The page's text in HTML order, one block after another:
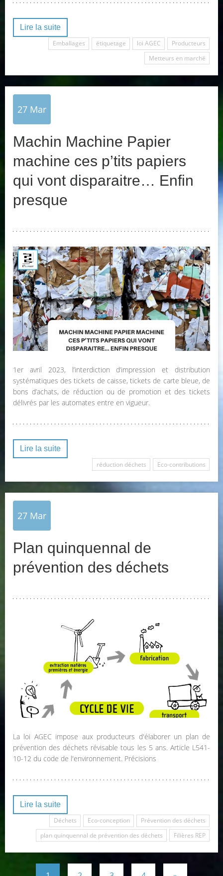
Lire la suite
Emballages
étiquetage loi AGEC
Producteurs
Metteurs en marché
27 Mar
Machin Machine Papier
machine ces p’tits papiers
qui vont disparaitre… Enfin
presque
1er avril 2023, l’interdiction d’impression et distribution
systématiques des tickets de caisse, tickets de carte bleue, de
bons d’achats, de réduction ou de promotion et des tickets
délivrés par les automates entre en vigueur.
Lire la suite
réduction déchets
Eco-contributions
27 Mar
Plan quinquennal de
prévention des déchets
La loi AGEC impose aux producteurs d'élaborer un plan de
prévention des déchets révisable tous les 5 ans. Article L541-
10-12 du code de l'environnement. Précisions
Lire la suite
Déchets
Eco-conception
Prévention des déchets
plan quinquennal de prévention des déchets
Filières REP